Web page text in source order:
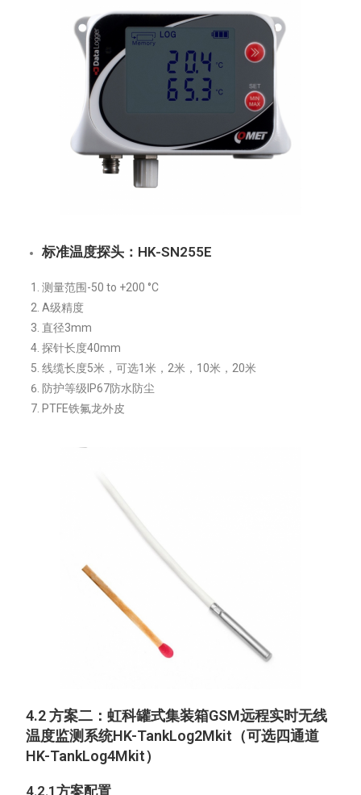
标准温度探头：HK-SN255E
测量范围-50 to +200 °C
A级精度
直径3mm
探针长度40mm
线缆长度5米，可选1米，2米，10米，20米
防护等级IP67防水防尘
PTFE铁氟龙外皮
4.2 方案二：虹科罐式集装箱GSM远程实时无线
温度监测系统HK-TankLog2Mkit（可选四通道
HK-TankLog4Mkit）
4.2.1方案配置